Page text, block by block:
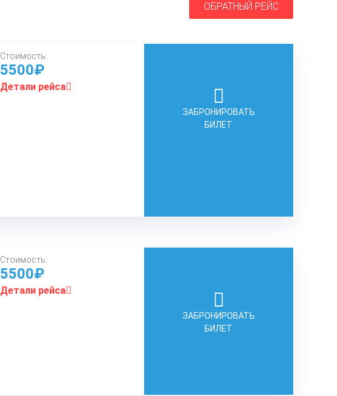
ОБРАТНЫЙ РЕЙС
Стоимость:
5500₽
Детали рейса
ЗАБРОНИРОВАТЬ
БИЛЕТ
Стоимость:
5500₽
Детали рейса
ЗАБРОНИРОВАТЬ
БИЛЕТ